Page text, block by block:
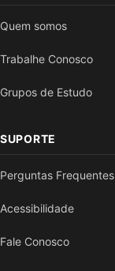
Quem somos
Trabalhe Conosco
Grupos de Estudo
SUPORTE
Perguntas Frequentes
Acessibilidade
Fale Conosco